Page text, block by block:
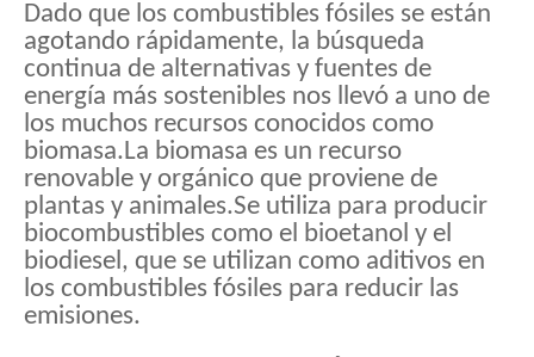
Dado que los combustibles fósiles se están
agotando rápidamente, la búsqueda
continua de alternativas y fuentes de
energía más sostenibles nos llevó a uno de
los muchos recursos conocidos como
biomasa.La biomasa es un recurso
renovable y orgánico que proviene de
plantas y animales.Se utiliza para producir
biocombustibles como el bioetanol y el
biodiesel, que se utilizan como aditivos en
los combustibles fósiles para reducir las
emisiones.